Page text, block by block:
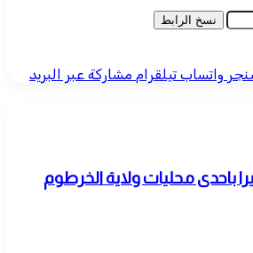
نسخ الرابط
واتساب تيلقرام مشاركة عبر البريد
باحدى محليات ولاية الخرطوم